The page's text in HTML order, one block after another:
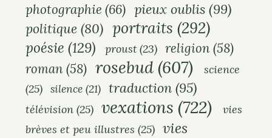
photographie (66) pieux oublis (99)
politique (80) portraits (292)
poésie (129) proust(23) religion (58)
roman (58) rosebud (607)
science
(25) silence(21) traduction(95)
télévision (25) vexations (722)
vies
brèves et peu illustres (25) vies